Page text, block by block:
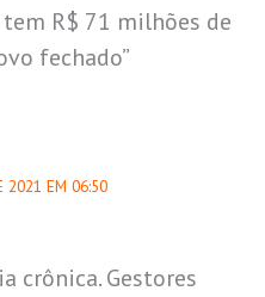
R$ 71 milhões de
fechado”
2021 EM 06:50
crônica. Gestores